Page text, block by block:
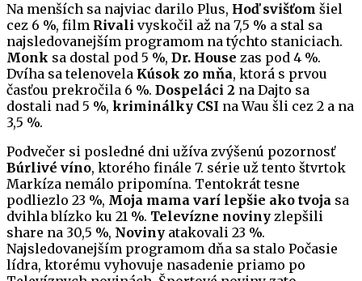
Na menších sa najviac darilo Plus, Hoď svišťom šiel
cez 6 %, film Rivali vyskočil až na 7,5 % a stal sa
najsledovanejším programom na týchto staniciach.
Monk sa dostal pod 5 %, Dr. House zas pod 4 %.
Dvíha sa telenovela Kúsok zo mňa, ktorá s prvou
časťou prekročila 6 %. Dospeláci 2 na Dajto sa
dostali nad 5 %, kriminálky CSI na Wau šli cez 2 a na
3,5 %.
Podvečer si posledné dni užíva zvýšenú pozornosť
Búrlivé víno, ktorého finále 7. série už tento štvrtok
Markíza nemálo pripomína. Tentokrát tesne
podliezlo 23 %, Moja mama varí lepšie ako tvoja sa
dvihla blízko ku 21 %. Televízne noviny zlepšili
share na 30,5 %, Noviny atakovali 23 %.
Najsledovanejším programom dňa sa stalo Počasie
lídra, ktorému vyhovuje nasadenie priamo po